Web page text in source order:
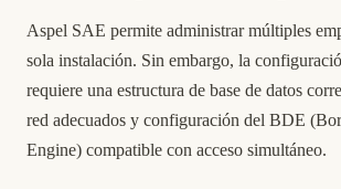
Aspel SAE permite administrar múltiples
sola instalación. Sin embargo, la
requiere una estructura de base de datos
red adecuados y configuración del BDE
Engine) compatible con acceso simultáneo.